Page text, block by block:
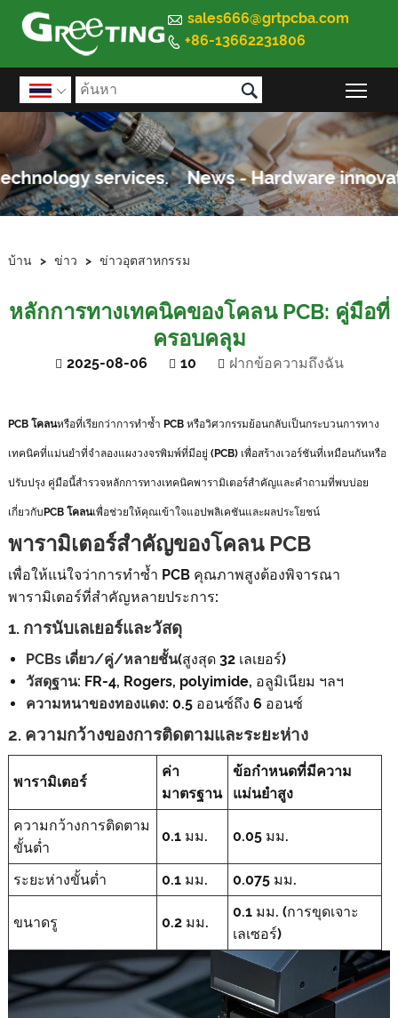
 sales666@grtpcba.com
 +86-13662231806
 
บ้าน > ข่าว > ข่าวอุตสาหกรรม
หลักการทางเทคนิคของโคลน PCB: คู่มือที่
ครอบคลุม
2025-08-06 10 ฝากข้อความถึงฉัน
PCB โคลนหรือที่เรียกว่าการทำซ้ำ PCB หรือวิศวกรรมย้อนกลับเป็นกระบวนการทาง
เทคนิคที่แม่นยำที่จำลองแผงวงจรพิมพ์ที่มีอยู่ (PCB) เพื่อสร้างเวอร์ชันที่เหมือนกันหรือ
ปรับปรุง คู่มือนี้สำรวจหลักการทางเทคนิคพารามิเตอร์สำคัญและคำถามที่พบบ่อย
เกี่ยวกับPCB โคลนเพื่อช่วยให้คุณเข้าใจแอปพลิเคชันและผลประโยชน์
พารามิเตอร์สำคัญของโคลน PCB
เพื่อให้แน่ใจว่าการทำซ้ำ PCB คุณภาพสูงต้องพิจารณา
พารามิเตอร์ที่สำคัญหลายประการ:
1. การนับเลเยอร์และวัสดุ
PCBs เดี่ยว/คู่/หลายชั้น(สูงสุด 32 เลเยอร์)
วัสดุฐาน: FR-4, Rogers, polyimide, อลูมิเนียม ฯลฯ
ความหนาของทองแดง: 0.5 ออนซ์ถึง 6 ออนซ์
2. ความกว้างของการติดตามและระยะห่าง
พารามิเตอร์
ค่า
มาตรฐาน
ข้อกำหนดที่มีความ
แม่นยำสูง
ความกว้างการติดตาม
ขั้นต่ำ
0.1 มม. 0.05 มม.
ระยะห่างขั้นต่ำ 0.1 มม. 0.075 มม.
ขนาดรู 0.2 มม.
0.1 มม. (การขุดเจาะ
เลเซอร์)